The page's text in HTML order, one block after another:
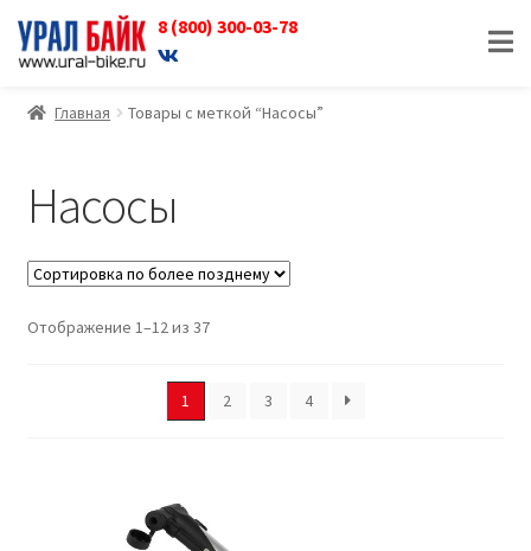
8 (800) 300-03-78
Перейти
к
навигации
Перейти
к
содержимому
Главная Товары с меткой “Насосы”
Насосы
Отображение 1–12 из 37
1 2 3 4